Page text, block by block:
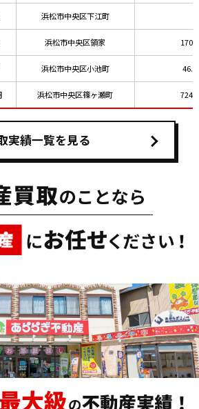
浜松市中央区下江町
浜松市中央区領家
浜松市中央区小池町
浜松市中央区篠ヶ瀬町
実績一覧を見る